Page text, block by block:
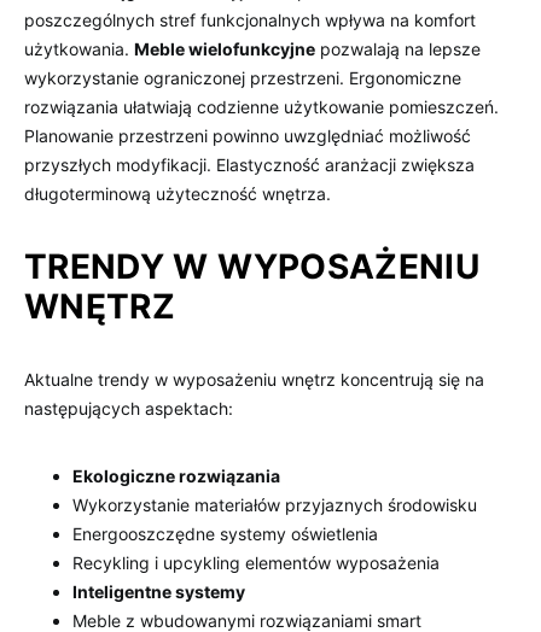
poszczególnych stref funkcjonalnych wpływa na komfort
użytkowania. Meble wielofunkcyjne pozwalają na lepsze
wykorzystanie ograniczonej przestrzeni. Ergonomiczne
rozwiązania ułatwiają codzienne użytkowanie pomieszczeń.
Planowanie przestrzeni powinno uwzględniać możliwość
przyszłych modyfikacji. Elastyczność aranżacji zwiększa
długoterminową użyteczność wnętrza.
TRENDY W WYPOSAŻENIU
WNĘTRZ
Aktualne trendy w wyposażeniu wnętrz koncentrują się na
następujących aspektach:
Ekologiczne rozwiązania
Wykorzystanie materiałów przyjaznych środowisku
Energooszczędne systemy oświetlenia
Recykling i upcykling elementów wyposażenia
Inteligentne systemy
Meble z wbudowanymi rozwiązaniami smart